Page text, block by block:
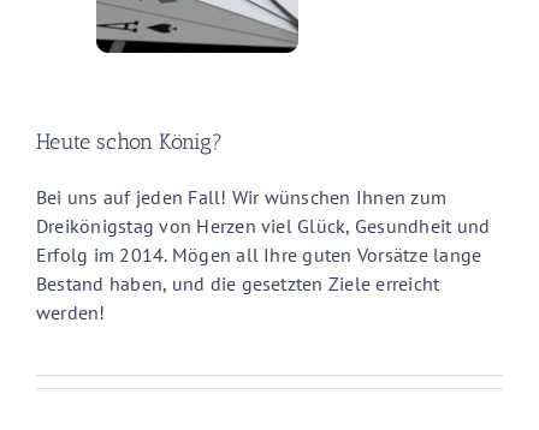
Heute schon König?
Bei uns auf jeden Fall! Wir wünschen Ihnen zum
Dreikönigstag von Herzen viel Glück, Gesundheit und
Erfolg im 2014. Mögen all Ihre guten Vorsätze lange
Bestand haben, und die gesetzten Ziele erreicht
werden!